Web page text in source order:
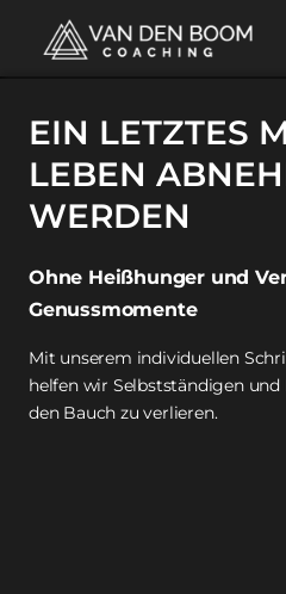
EIN LETZTES
LEBEN
WERDEN
Ohne Heißhunger und
Genussmomente
Mit unserem individuellen
helfen wir Selbstständigen
den Bauch zu verlieren.